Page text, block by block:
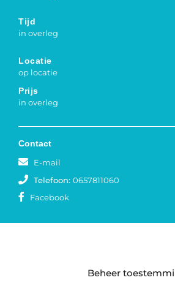
Beheer
Tijd
in overleg
Locatie
op locatie
Prijs
in overleg
Contact
E-mail
Telefoon: 0657811060
Facebook